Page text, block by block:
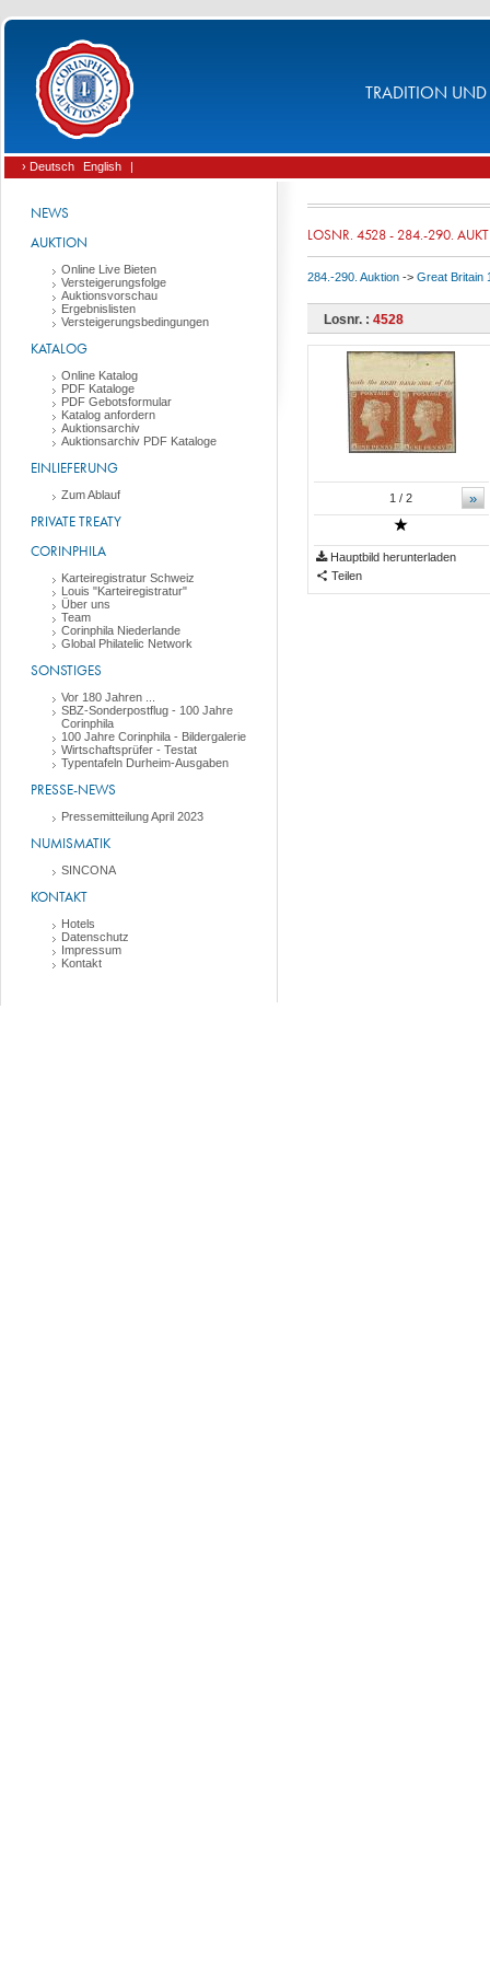
TRADITION UND
› Deutsch English |
NEWS
AUKTION
Online Live Bieten
Versteigerungsfolge
Auktionsvorschau
Ergebnislisten
Versteigerungsbedingungen
KATALOG
Online Katalog
PDF Kataloge
PDF Gebotsformular
Katalog anfordern
Auktionsarchiv
Auktionsarchiv PDF Kataloge
EINLIEFERUNG
Zum Ablauf
PRIVATE TREATY
CORINPHILA
Karteiregistratur Schweiz
Louis "Karteiregistratur"
Über uns
Team
Corinphila Niederlande
Global Philatelic Network
SONSTIGES
Vor 180 Jahren ...
SBZ-Sonderpostflug - 100 Jahre
Corinphila
100 Jahre Corinphila - Bildergalerie
Wirtschaftsprüfer - Testat
Typentafeln Durheim-Ausgaben
PRESSE-NEWS
Pressemitteilung April 2023
NUMISMATIK
SINCONA
KONTAKT
Hotels
Datenschutz
Impressum
Kontakt
LOSNR. 4528 - 284.-290.
284.-290. Auktion -> Great Britain
Losnr. : 4528
»
1 / 2
Hauptbild herunterladen
Teilen